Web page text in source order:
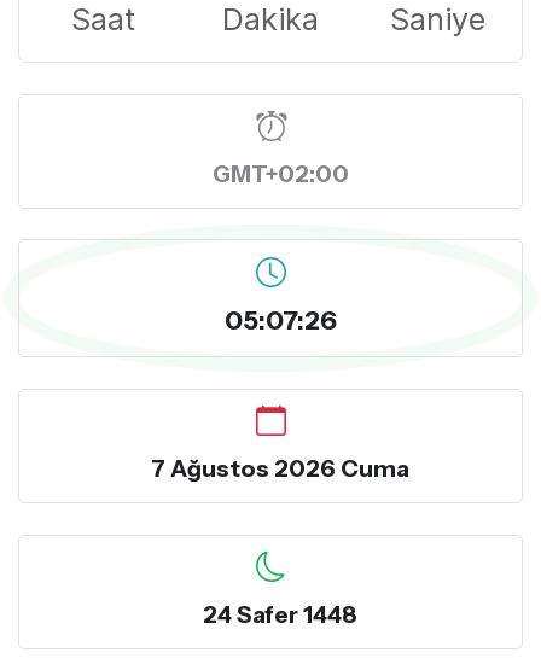
Saat Dakika Saniye
GMT+02:00
05:07:27
7 Ağustos 2026 Cuma
24 Safer 1448